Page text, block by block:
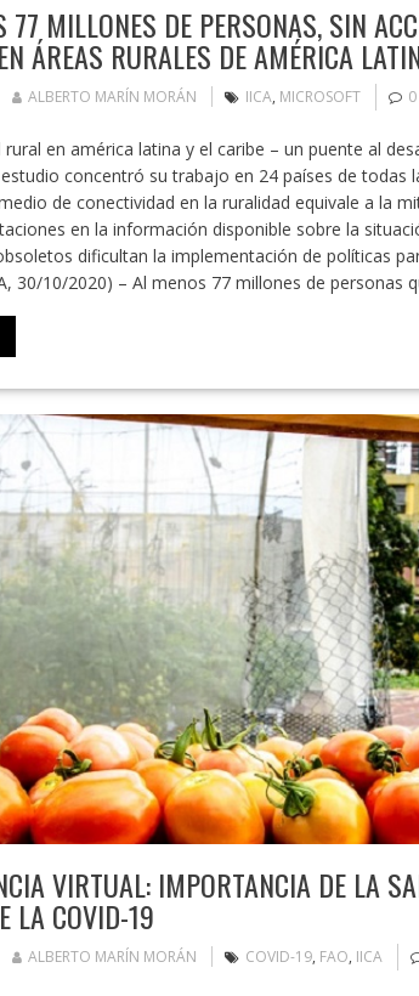
77 MILLONES DE PERSONAS, SIN
ÁREAS RURALES DE AMÉRICA
ALBERTO MARÍN MORÁN IICA, MICROSOFT
rural en américa latina y el caribe – un puente al
estudio concentró su trabajo en 24 países de todas
de conectividad en la ruralidad equivale a la
en la información disponible sobre la
dificultan la implementación de políticas
30/10/2020) – Al menos 77 millones de personas
VIRTUAL: IMPORTANCIA DE LA
LA COVID-19
ALBERTO MARÍN MORÁN COVID-19, FAO, IICA